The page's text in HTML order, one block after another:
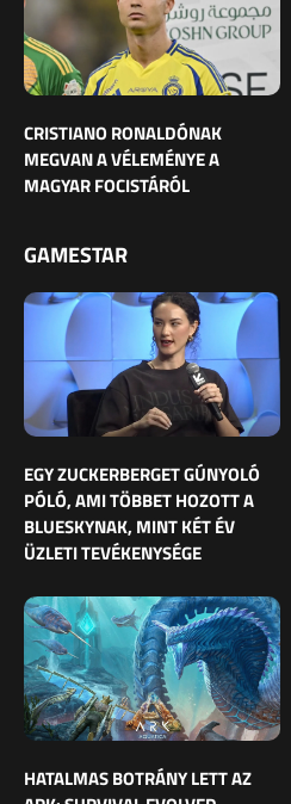
CRISTIANO RONALDÓNAK
MEGVAN A VÉLEMÉNYE A
MAGYAR FOCISTÁRÓL
GAMESTAR
EGY ZUCKERBERGET GÚNYOLÓ
PÓLÓ, AMI TÖBBET HOZOTT A
BLUESKYNAK, MINT KÉT ÉV
ÜZLETI TEVÉKENYSÉGE
HATALMAS BOTRÁNY LETT AZ